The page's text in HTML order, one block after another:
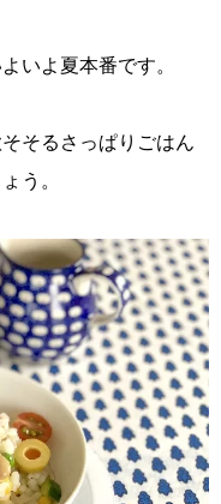
いよ夏本番です。
そるさっぱりごはん
う。